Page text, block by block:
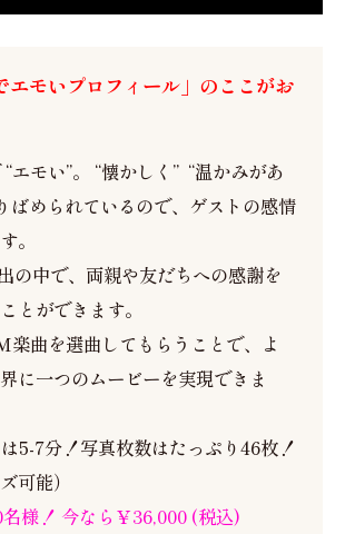
エモいプロフィール」のここがお
“エモい”。 “懐かしく” “温かみがあ
ばめられているので、ゲストの感情
。
の中で、両親や友だちへの感謝を
とができます。
楽曲を選曲してもらうことで、よ
界に一つのムービーを実現できま
5-7分！写真枚数はたっぷり46枚！
可能）
様！ 今なら￥36,000 (税込)